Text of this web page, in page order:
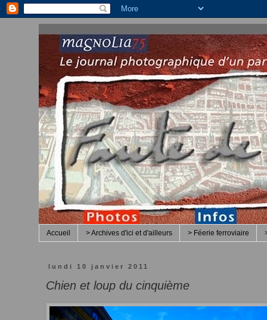
Accueil > Archives d'ici et d'ailleurs > Féerie ferroviaire
lundi 10 janvier 2011
Chien et loup du cinquième